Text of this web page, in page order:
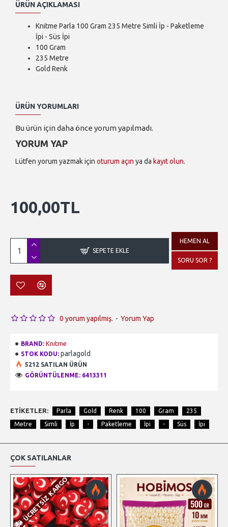
ÜRÜN AÇIKLAMASI
Knitme Parla 100 Gram 235 Metre Simli İp - Paketleme
İpi - Süs İpi
100 Gram
235 Metre
Gold Renk
ÜRÜN YORUMLARI
Bu ürün için daha önce yorum yapılmadı.
YORUM YAP
Lütfen yorum yazmak için oturum açın ya da kayıt olun.
BRAND: Knitme
STOK KODU: parlagold
5212 SATILAN ÜRÜN
GÖRÜNTÜLENME: 6413311
0 yorum yapılmış. - Yorum Yap
100,00TL
SEPETE EKLE
HEMEN AL
SORU SOR ?
ETIKETLER: Parla Gold Renk 100 Gram 235
Metre Simli İp - Paketleme İpi - Süs İpi
ÇOK SATILANLAR
ÜCRETSIZ KARGO